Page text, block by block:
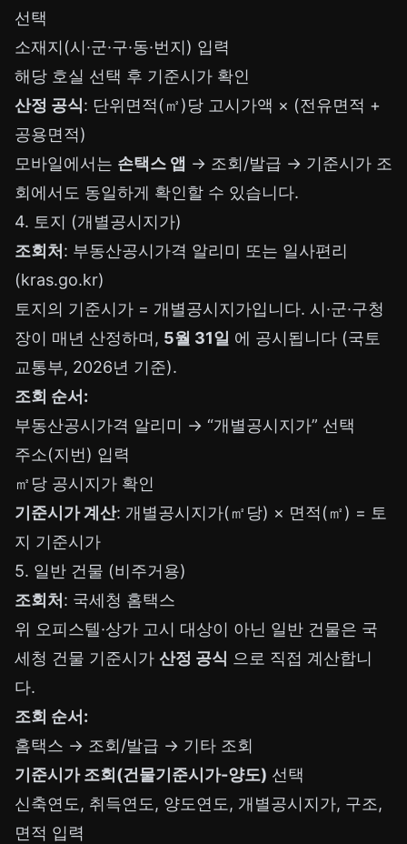
선택
소재지(시·군·구·동·번지) 입력
해당 호실 선택 후 기준시가 확인
산정 공식: 단위면적(㎡)당 고시가액 × (전유면적 +
공용면적)
모바일에서는 손택스 앱 → 조회/발급 → 기준시가 조
회에서도 동일하게 확인할 수 있습니다.
4. 토지 (개별공시지가)
조회처 : 부동산공시가격 알리미 또는 일사편리
(kras.go.kr)
토지의 기준시가 = 개별공시지가입니다. 시·군·구청
장이 매년 산정하며, 5월 31일 에 공시됩니다 (국토
교통부, 2026년 기준).
조회 순서:
부동산공시가격 알리미 → “개별공시지가” 선택
주소(지번) 입력
㎡당 공시지가 확인
기준시가 계산: 개별공시지가(㎡당) × 면적(㎡) = 토
지 기준시가
5. 일반 건물 (비주거용)
조회처 : 국세청 홈택스
위 오피스텔·상가 고시 대상이 아닌 일반 건물은 국
세청 건물 기준시가 산정 공식 으로 직접 계산합니
다.
조회 순서:
홈택스 → 조회/발급 → 기타 조회
기준시가 조회(건물기준시가-양도) 선택
신축연도, 취득연도, 양도연도, 개별공시지가, 구조,
면적 입력